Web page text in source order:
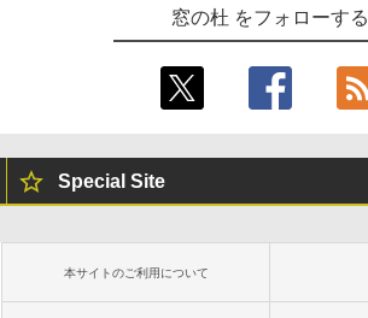
窓の杜 をフォローする
Special Site
本サイトのご利用について